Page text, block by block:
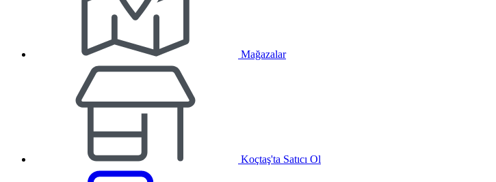
Mağazalar
Koçtaş'ta Satıcı Ol